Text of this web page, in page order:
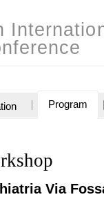
Program
Via